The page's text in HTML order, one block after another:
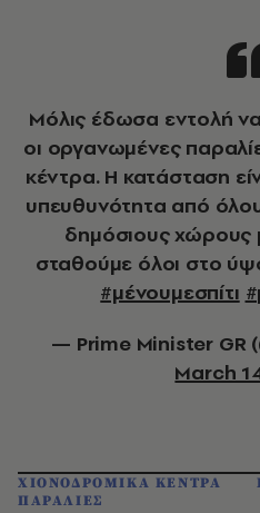
Μόλις έδωσα εντολή να κλείσουν αύριο όλες
οι οργανωμένες
κέντρα. Η κατάσταση
υπευθυνότητα από
δημόσιους χώρους
σταθούμε όλοι στο
#μένουμεσπίτι
— Prime Minister GR
March
ΧΙΟΝΟΔΡΟΜΙΚΑ ΚΕΝΤΡΑ
ΠΑΡΑΛΙΕΣ